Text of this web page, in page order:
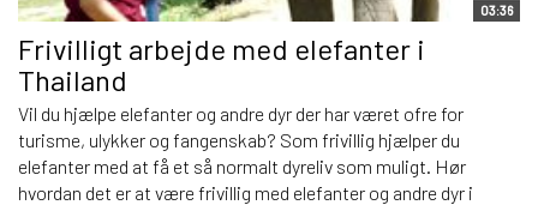
03:36
Frivilligt arbejde med elefanter i
Thailand
Vil du hjælpe elefanter og andre dyr der har været ofre for
turisme, ulykker og fangenskab? Som frivillig hjælper du
elefanter med at få et så normalt dyreliv som muligt. Hør
hvordan det er at være frivillig med elefanter og andre dyr i